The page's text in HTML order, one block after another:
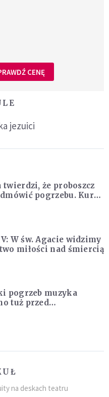
CENĘ
jezuici
twierdzi, że proboszcz
pogrzebu. Kuria
wyjaśnienia
W św. Agacie widzimy
miłości nad śmiercią
pogrzeb muzyka
tuż przed
Powodem była
na deskach teatru